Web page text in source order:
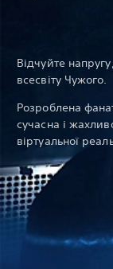
Відчуйте
всесвіту Чужого.
Розроблена
сучасна і
віртуальної